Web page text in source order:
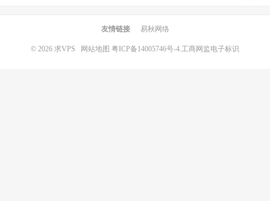
友情链接 易秋网络
© 2026 求VPS 网站地图 粤ICP备14005746号-4.工商网监电子标识